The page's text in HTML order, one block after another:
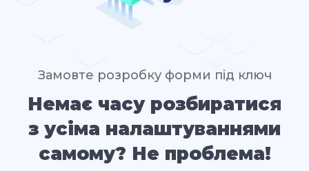
Замовте розробку форми під ключ
Немає часу розбиратися
з усіма налаштуваннями
самому? Не проблема!